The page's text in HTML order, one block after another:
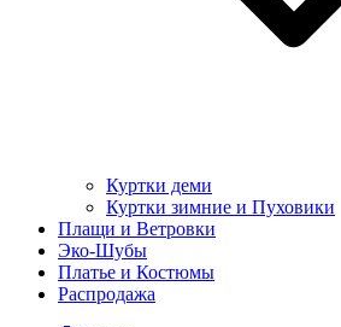
Куртки деми
Куртки зимние и Пуховики
Плащи и Ветровки
Эко-Шубы
Платье и Костюмы
Распродажа